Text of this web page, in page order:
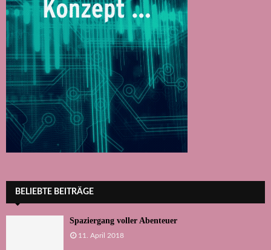
BELIEBTE BEITRÄGE
Spaziergang voller Abenteuer
11. April 2018